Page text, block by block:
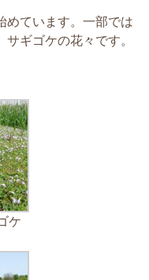
めています。一部では
ギゴケの花々です。
ケ